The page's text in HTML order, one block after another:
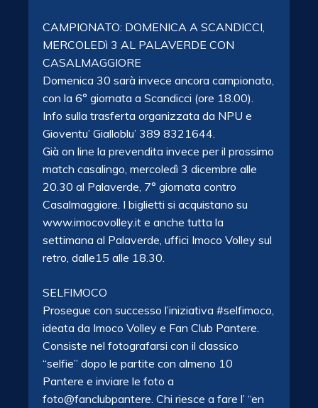
CAMPIONATO: DOMENICA A SCANDICCI,
MERCOLEDì 3 AL PALAVERDE CON
CASALMAGGIORE
Domenica 30 sarà invece ancora campionato,
con la 6° giornata a Scandicci (ore 18.00).
Info sulla trasferta organizzata da NPU e
Gioventu’ Gialloblu’ 389 8321644.
Già on line la prevendita invece per il prossimo
match casalingo, mercoledì 3 dicembre alle
20.30 al Palaverde, 7° giornata contro
Casalmaggiore. I biglietti si acquistano su
www.imocovolley.it e anche tutta la
settimana al Palaverde, uffici Imoco Volley sul
retro, dalle15 alle 18.30.
SELFIMOCO
Prosegue con successo l’iniziativa #selfimoco,
ideata da Imoco Volley e Fan Club Pantere.
Consiste nel fotografarsi con il classico
“selfie” dopo le partite con almeno 10
Pantere e inviare le foto a
foto@fanclubpantere. Chi riesce a fare l’ “en